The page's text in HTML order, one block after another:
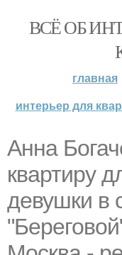
ВСЁ ОБ
главная
интерьер для
Анна
квартиру
девушки в